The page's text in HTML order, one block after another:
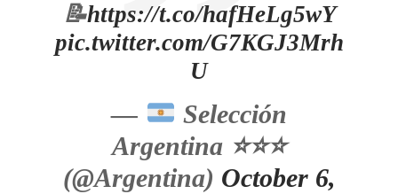
📝https://t.co/hafHeLg5wY
pic.twitter.com/G7KGJ3Mrh
U
—
Selección
Argentina ⭐⭐⭐
(@Argentina) October 6,